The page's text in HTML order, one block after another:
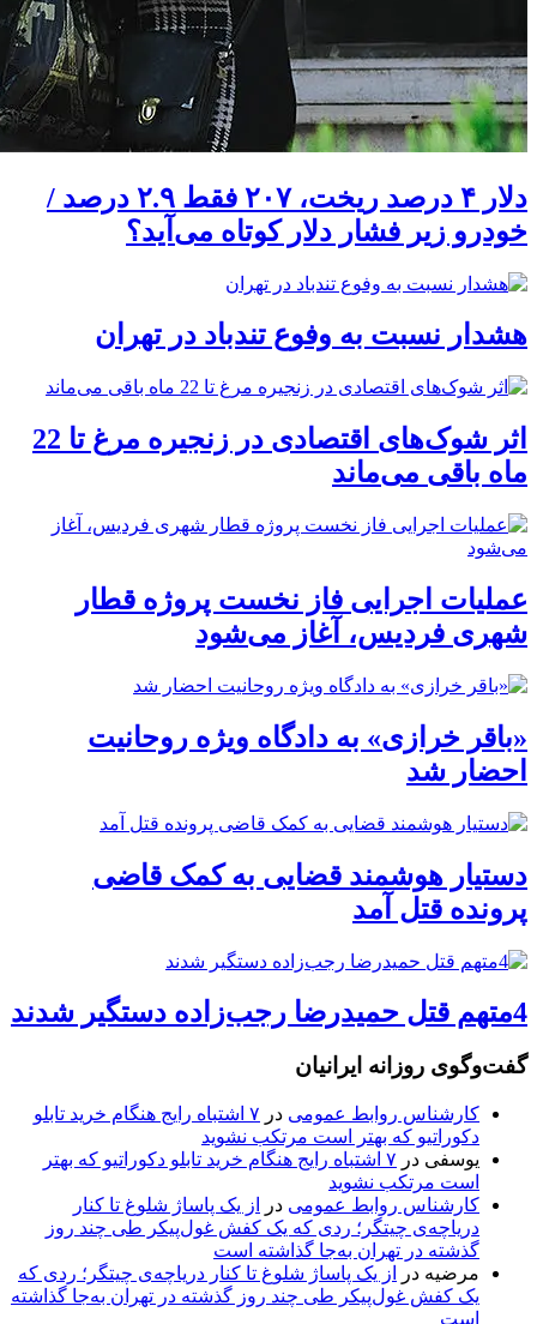
دلار ۴ درصد ریخت، ۲۰۷ فقط ۲.۹ درصد /
خودرو زیر فشار دلار کوتاه می‌آید؟
هشدار نسبت به وفوع تندباد در تهران
اثر شوک‌های اقتصادی در زنجیره مرغ تا 22
ماه باقی می‌ماند
عملیات اجرایی فاز نخست پروژه قطار
شهری فردیس، آغاز می‌شود
«باقر خرازی» به دادگاه ویژه روحانیت
احضار شد
دستیار هوشمند قضایی به کمک قاضی
پرونده قتل آمد
4متهم قتل حمیدرضا رجب‌زاده دستگیر شدند
گفت‌وگوی روزانه ایرانیان
کارشناس روابط عمومی در
۷ اشتباه رایج هنگام خرید تابلو
دکوراتیو که بهتر است مرتکب نشوید
یوسفی در
۷ اشتباه رایج هنگام خرید تابلو دکوراتیو که بهتر
است مرتکب نشوید
کارشناس روابط عمومی در
از یک پاساژ شلوغ تا کنار
دریاچه‌ی چیتگر؛ ردی که یک کفش غول‌پیکر طی چند روز
گذشته در تهران به‌جا گذاشته است
مرضیه در
از یک پاساژ شلوغ تا کنار دریاچه‌ی چیتگر؛ ردی که
یک کفش غول‌پیکر طی چند روز گذشته در تهران به‌جا گذاشته
است